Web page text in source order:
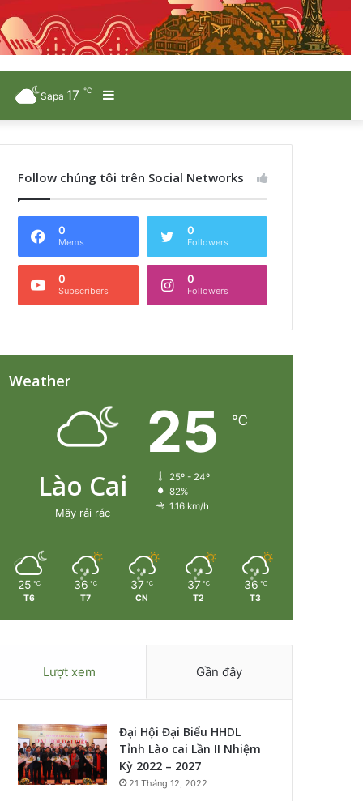
Sidebar
Sapa 17 ℃
Follow chúng tôi trên Social Networks
0
Mems
0
Followers
0
Subscribers
0
Followers
Weather
Lào Cai
Mây rải rác
25 ℃
25º - 24º
82%
1.16 km/h
25 ℃
T6
36 ℃
T7
37 ℃
CN
37 ℃
T2
36 ℃
T3
Lượt xem Gần đây
Đại Hội Đại Biểu HHDL
Tỉnh Lào cai Lần II Nhiệm
Kỳ 2022 – 2027
21 Tháng 12, 2022